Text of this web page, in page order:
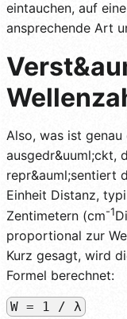
eintauchen, auf
ansprechende Art
Also, was ist genau
ausgedr&uuml;ckt,
repr&auml;sentiert
Einheit Distanz,
Zentimetern (cm-1
proportional zur
Kurz gesagt, wird
Formel berechnet:
W = 1 / λ